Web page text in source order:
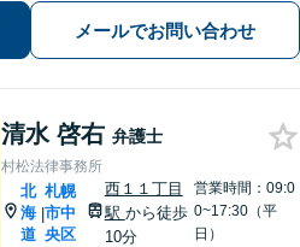
話しやすい雰囲気作りを心がけており
ます。お困りの際は、ぜひご相談くだ
メールでお問い合わせ
清水 啓右 弁護士
村松法律事務所
北
海
道
|
札幌
市中
央区
西１１丁目
駅 から徒歩
10分
営業時間：09:0
0~17:30（平
日）